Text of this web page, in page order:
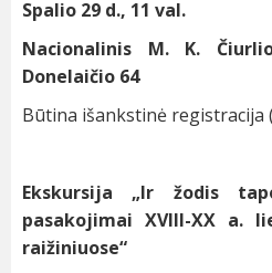
Spalio 29 d., 11 val.
Nacionalinis M. K.
Donelaičio 64
Būtina išankstinė registracija
Ekskursija „Ir žodis
pasakojimai XVIII-XX a.
raižiniuose“